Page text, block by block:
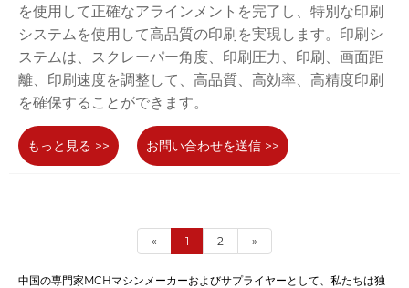
を使用して正確なアラインメントを完了し、特別な印刷
システムを使用して高品質の印刷を実現します。印刷シ
ステムは、スクレーパー角度、印刷圧力、印刷、画面距
離、印刷速度を調整して、高品質、高効率、高精度印刷
を確保することができます。
もっと見る >> お問い合わせを送信 >>
« 1 2 »
中国の専門家MCHマシンメーカーおよびサプライヤーとして、私たちは独